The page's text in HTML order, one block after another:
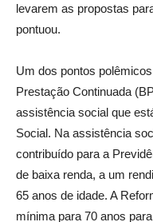
levarem as propostas
pontuou.
Um dos pontos
Prestação Continuada
assistência social que
Social. Na assistência
contribuído para a
de baixa renda, a um
65 anos de idade. A
mínima para 70 anos